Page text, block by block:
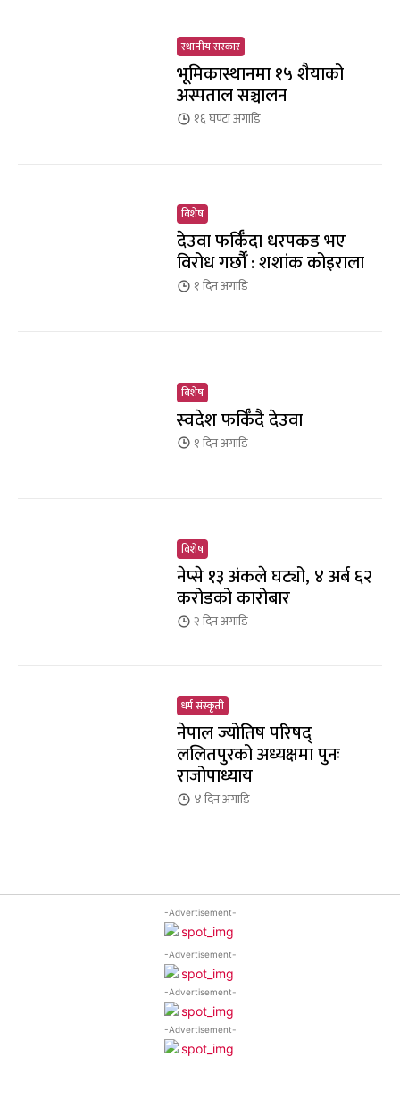
स्थानीय सरकार
भूमिकास्थानमा १५ शैयाको
अस्पताल सञ्चालन
१६ घण्टाअगाडि
विशेष
देउवा फर्किँदा धरपकड भए
विरोध गर्छौँं : शशांक कोइराला
१ दिनअगाडि
विशेष
स्वदेश फर्किँदै देउवा
१ दिनअगाडि
विशेष
नेप्से १३ अंकले घट्यो, ४ अर्ब ६२
करोडको कारोबार
२ दिनअगाडि
धर्म संस्कृती
नेपाल ज्योतिष परिषद्
ललितपुरको अध्यक्षमा पुनः
राजोपाध्याय
४ दिनअगाडि
-Advertisement-
-Advertisement-
-Advertisement-
-Advertisement-